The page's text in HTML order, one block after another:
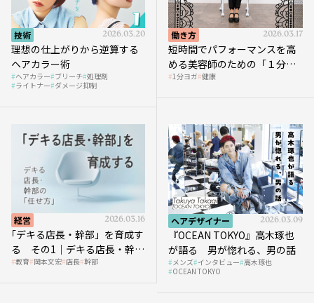
技術 2026.03.20
理想の仕上がりから逆算する
ヘアカラー術
ヘアカラー ブリーチ 処理剤
ライトナー ダメージ抑制
働き方 2026.03.17
短時間でパフォーマンスを高
める美容師のための「１分ヨ
ガ」講座｜実践編
1分ヨガ 健康
経営 2026.03.16
｢デキる店長・幹部」を育成す
る その1｜デキる店長・幹部
の「任せ方」
教育 岡本文宏 店長 幹部
ヘアデザイナー 2026.03.09
『OCEAN TOKYO』高木琢也
が語る 男が惚れる、男の話
メンズ インタビュー 高木琢也
OCEAN TOKYO